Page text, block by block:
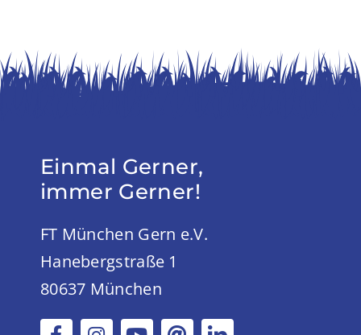
Einmal Gerner,
immer Gerner!
FT München Gern e.V.
Hanebergstraße 1
80637 München